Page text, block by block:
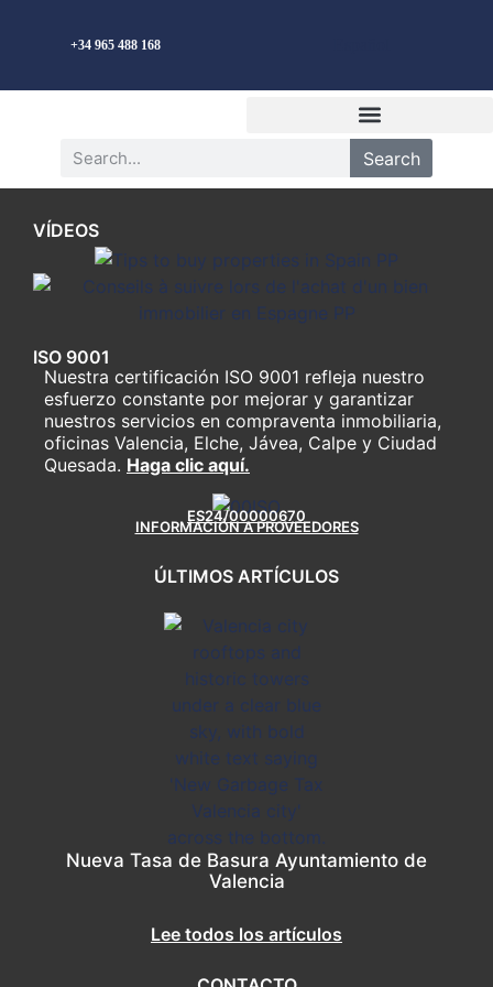
+34 965 488 168
Search
VÍDEOS
ISO 9001
Nuestra certificación ISO 9001 refleja nuestro
esfuerzo constante por mejorar y garantizar
nuestros servicios en compraventa inmobiliaria,
oficinas Valencia, Elche, Jávea, Calpe y Ciudad
Quesada. Haga clic aquí.
ES24/00000670
INFORMACIÓN A PROVEEDORES
ÚLTIMOS ARTÍCULOS
Nueva Tasa de Basura Ayuntamiento de
Valencia
Lee todos los artículos